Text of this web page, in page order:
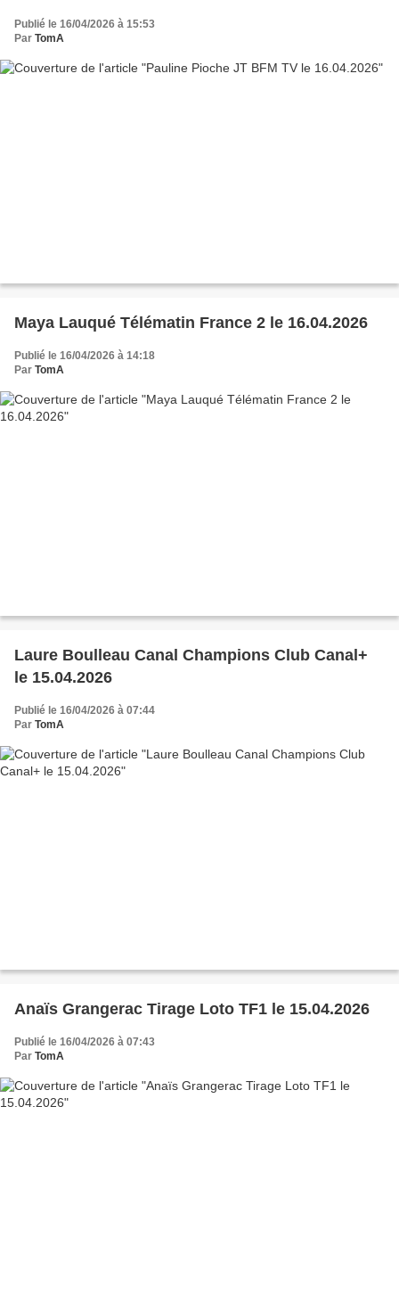
Publié le 16/04/2026 à 15:53
Par TomA
Maya Lauqué Télématin France 2 le 16.04.2026
Publié le 16/04/2026 à 14:18
Par TomA
Laure Boulleau Canal Champions Club Canal+
le 15.04.2026
Publié le 16/04/2026 à 07:44
Par TomA
Anaïs Grangerac Tirage Loto TF1 le 15.04.2026
Publié le 16/04/2026 à 07:43
Par TomA